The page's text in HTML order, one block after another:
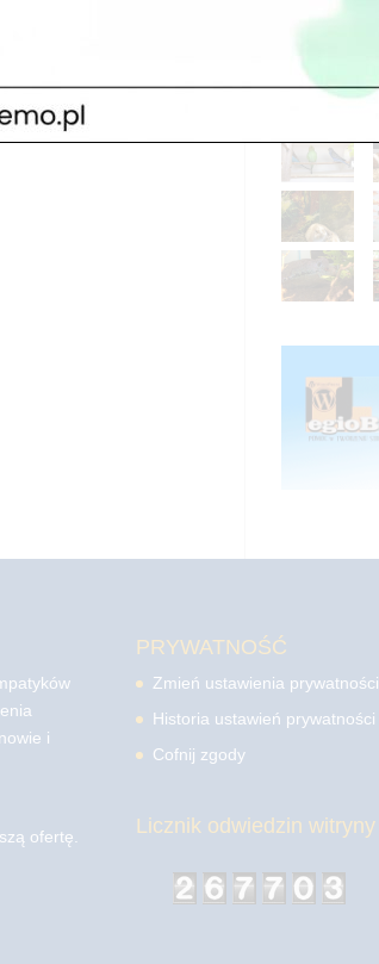
i
ofertę.
PRYWATNOŚĆ
Zmień ustawienia prywatności
Historia ustawień prywatności
Cofnij zgody
Licznik odwiedzin witryny